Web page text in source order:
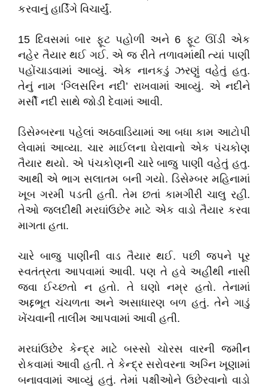
કરવાનું હાર્ડિંગે વિચાર્યું.
15 દિવસમાં બાર ફૂટ પહોળી અને 6 ફૂટ ઊંડી એક
નહેર તૈયાર થઈ ગઈ. એ જ રીતે તળાવમાંથી ત્યાં પાણી
પહોંચાડવામાં આવ્યું. એક નાનકડું ઝરણું વહેતું હતુ.
તેનું નામ ‘ગ્લિસરિન નદી’ રાખવામાં આવ્યું. એ નદીને
મર્સી નદી સાથે જોડી દેવામાં આવી.
ડિસેમ્બરના પહેલાં અઠવાડિયામાં આ બધા કામ આટોપી
લેવામાં આવ્યા. ચાર માઈલના ઘેરાવાનો એક પંચકોણ
તૈયાર થયો. એ પંચકોણની ચારે બાજુ પાણી વહેતું હતુ.
આથી એ ભાગ સલાતમ બની ગયો. ડિસેમ્બર મહિનામાં
ખૂબ ગરમી પડતી હતી. તેમ છતાં કામગીરી ચાલુ રહી.
તેઓ જલદીથી મરઘાંઉછેર માટે એક વાડો તૈયાર કરવા
માગતા હતા.
ચારે બાજુ પાણીની વાડ તૈયાર થઈ. પછી જપને પૂર
સ્વતંત્રતા આપવામાં આવી. પણ તે હવે અહીંથી નાસી
જવા ઈચ્છતો ન હતો. તે ઘણો નમ્ર હતો. તેનામાં
અદ્દભૂત ચંચળતા અને અસાધારણ બળ હતું. તેને ગાડું
ખેંચવાની તાલીમ આપવામાં આવી હતી.
મરઘાંઉછેર કેન્દ્ર માટે બસ્સો ચોરસ વારની જમીન
રોકવામાં આવી હતી. તે કેન્દ્ર સરોવરના અગ્નિ ખૂણામાં
બનાવવામાં આવ્યું હતું. તેમાં પક્ષીઓને ઉછેરવાનો વાડો